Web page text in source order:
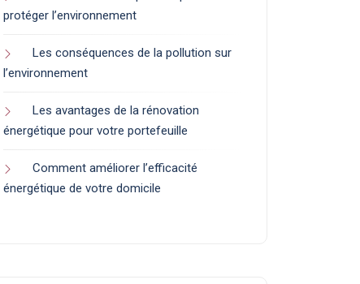
protéger l’environnement
Les conséquences de la pollution sur
l’environnement
Les avantages de la rénovation
énergétique pour votre portefeuille
Comment améliorer l’efficacité
énergétique de votre domicile